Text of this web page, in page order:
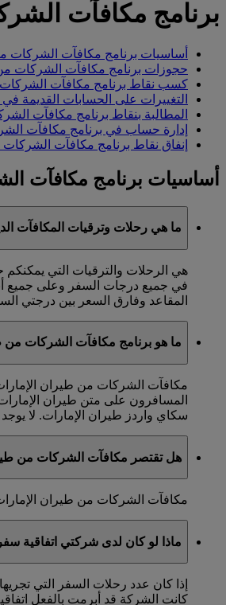
برنامج مكافآت
أساسيات برنامج مكافآت الشركات
حجوزات برنامج مكافآت الشركات
كسب نقاط برنامج مكافآت الشركات
التغييرات على الحسابات القديمة
المطالبة بنقاط برنامج مكافآت
إدارة حساب في برنامج مكافآت
إنفاق نقاط برنامج مكافآت
أساسيات برنامج مكافآت
ما هي رحلات وترقيات المكافآت
هي الرحلات والترقيات التي
في جميع درجات السفر وعلى جميع
المقاعد وفارق السعر بين درجتي
ما هو برنامج مكافآت الشركات من
مكافآت الشركات من طيران
المسافرون على متن طيران
سكاي واردز طيران الإمارات. لا يوجد
هل تقتصر مكافآت الشركات من
مكافآت الشركات من طيران
ماذا لو كان لدى شركتي اتفاقية
إذا كان عدد رحلات السفر التي
كانت الشركة قد أبرمت بالفعل